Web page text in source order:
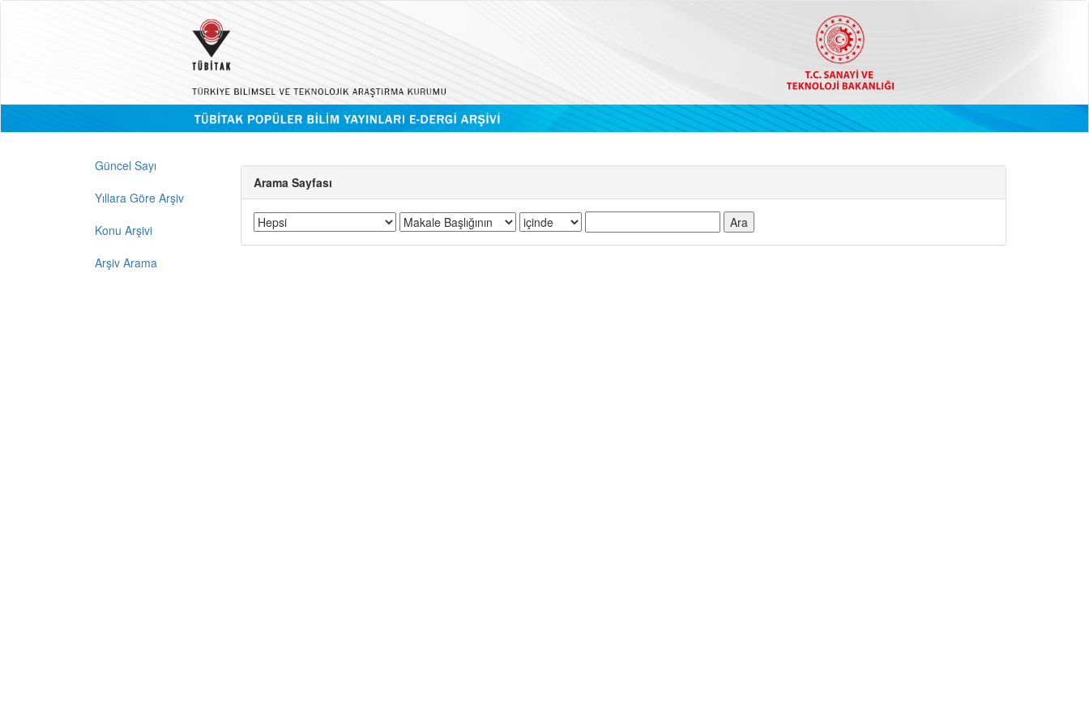
Güncel Sayı
Yıllara Göre Arşiv
Konu Arşivi
Arşiv Arama
Arama Sayfası